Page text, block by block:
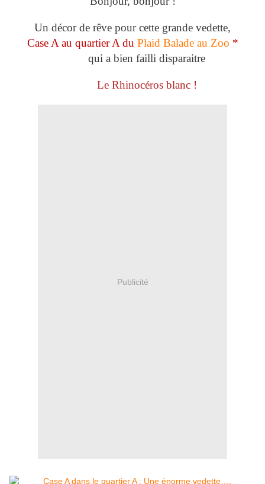
Un décor de rêve pour cette grande vedette,
Case A au quartier A du Plaid Balade au Zoo *
qui a bien failli disparaitre
Le Rhinocéros blanc !
Publicité